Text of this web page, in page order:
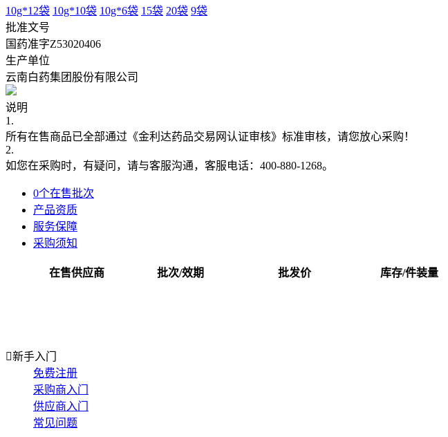
10g*12袋 10g*10袋 10g*6袋 15袋 20袋 9袋
批准文号
国药准字Z53020406
生产单位
云南白药集团股份有限公司
说明
1.
所有在售商品已全部通过《金利达药品交易网认证审核》标准审核，请您放心采购！
2.
如您在采购时，有疑问，请与客服沟通，客服电话：400-880-1268。
0个在售批次
产品资质
服务保障
采购须知
在售供应商 批次/效期 批发价 库存/件装量
新手入门
免费注册
采购商入门
供应商入门
常见问题